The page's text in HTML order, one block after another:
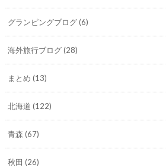
グランピングブログ(6)
海外旅行ブログ(28)
まとめ (13)
北海道 (122)
青森 (67)
秋田 (26)